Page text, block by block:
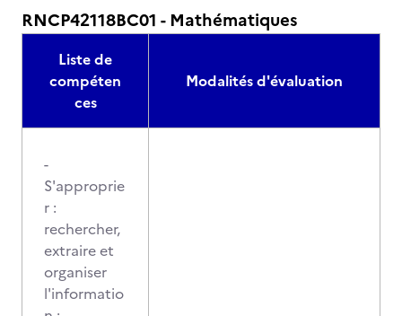
RNCP42118BC01 - Mathématiques
Liste de
compéten
ces
Modalités d'évaluation
-
S'approprie
r :
rechercher,
extraire et
organiser
l'informatio